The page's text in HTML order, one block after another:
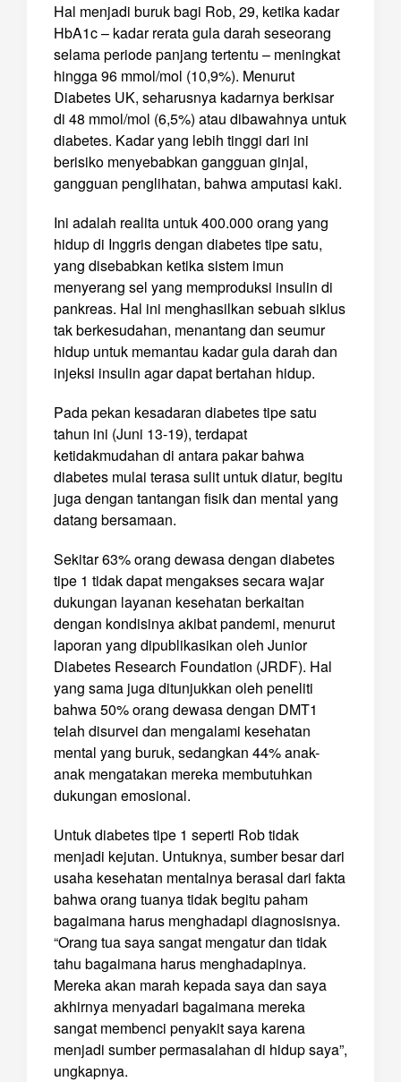
Hal menjadi buruk bagi Rob, 29, ketika kadar
HbA1c – kadar rerata gula darah seseorang
selama periode panjang tertentu – meningkat
hingga 96 mmol/mol (10,9%). Menurut
Diabetes UK, seharusnya kadarnya berkisar
di 48 mmol/mol (6,5%) atau dibawahnya untuk
diabetes. Kadar yang lebih tinggi dari ini
berisiko menyebabkan gangguan ginjal,
gangguan penglihatan, bahwa amputasi kaki.
Ini adalah realita untuk 400.000 orang yang
hidup di Inggris dengan diabetes tipe satu,
yang disebabkan ketika sistem imun
menyerang sel yang memproduksi insulin di
pankreas. Hal ini menghasilkan sebuah siklus
tak berkesudahan, menantang dan seumur
hidup untuk memantau kadar gula darah dan
injeksi insulin agar dapat bertahan hidup.
Pada pekan kesadaran diabetes tipe satu
tahun ini (Juni 13-19), terdapat
ketidakmudahan di antara pakar bahwa
diabetes mulai terasa sulit untuk diatur, begitu
juga dengan tantangan fisik dan mental yang
datang bersamaan.
Sekitar 63% orang dewasa dengan diabetes
tipe 1 tidak dapat mengakses secara wajar
dukungan layanan kesehatan berkaitan
dengan kondisinya akibat pandemi, menurut
laporan yang dipublikasikan oleh Junior
Diabetes Research Foundation (JRDF). Hal
yang sama juga ditunjukkan oleh peneliti
bahwa 50% orang dewasa dengan DMT1
telah disurvei dan mengalami kesehatan
mental yang buruk, sedangkan 44% anak-
anak mengatakan mereka membutuhkan
dukungan emosional.
Untuk diabetes tipe 1 seperti Rob tidak
menjadi kejutan. Untuknya, sumber besar dari
usaha kesehatan mentalnya berasal dari fakta
bahwa orang tuanya tidak begitu paham
bagaimana harus menghadapi diagnosisnya.
“Orang tua saya sangat mengatur dan tidak
tahu bagaimana harus menghadapinya.
Mereka akan marah kepada saya dan saya
akhirnya menyadari bagaimana mereka
sangat membenci penyakit saya karena
menjadi sumber permasalahan di hidup saya”,
ungkapnya.